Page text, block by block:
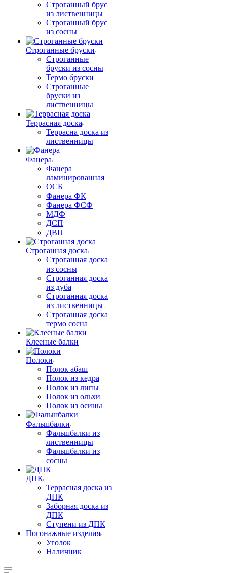
Строганный брус
из лиственницы
Строганный брус
из сосны
Строганные бруски
Строганные
бруски из сосны
Термо бруски
Строганные
бруски из
лиственницы
Террасная доска
Террасна доска из
лиственницы
Фанера
Фанера
ламинированная
ОСБ
Фанера ФК
Фанера ФСФ
МДФ
ДСП
ДВП
Строганная доска
Строганная доска
из сосны
Строганная доска
из дуба
Строганная доска
из лиственницы
Строганная доска
термо сосна
Клееные балки
Полоки
Полок абаш
Полок из кедра
Полок из липы
Полок из ольхи
Полок из осины
Фальшбалки
Фальшбалки из
лиственницы
Фальшбалки из
сосны
ДПК
Террасная доска из
ДПК
Заборная доска из
ДПК
Ступени из ДПК
Погонажные изделия
Уголок
Наличник